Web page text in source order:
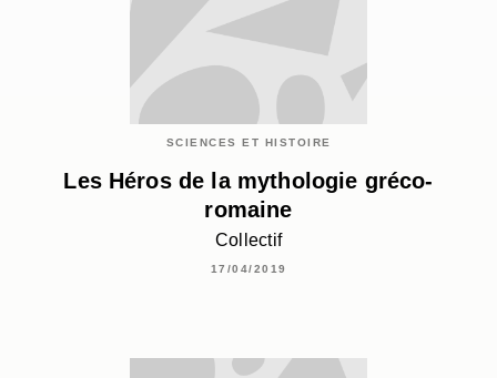
SCIENCES ET HISTOIRE
Les Héros de la mythologie gréco-
romaine
Collectif
17/04/2019